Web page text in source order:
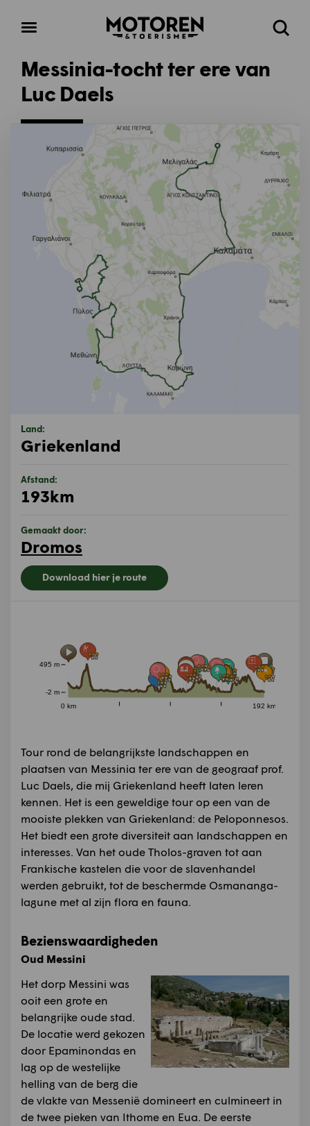
Open
Homepage Zoeken
Messinia-tocht ter ere van
Luc Daels
0 km 192 km
-2 m
495 m
Tour rond de belangrijkste landschappen en
plaatsen van Messinia ter ere van de geograaf prof.
Luc Daels, die mij Griekenland heeft laten leren
kennen. Het is een geweldige tour op een van de
mooiste plekken van Griekenland: de Peloponnesos.
Het biedt een grote diversiteit aan landschappen en
interesses. Van het oude Tholos-graven tot aan
Frankische kastelen die voor de slavenhandel
werden gebruikt, tot de beschermde Osmananga-
lagune met al zijn flora en fauna.
Bezienswaardigheden
Oud Messini
Het dorp Messini was
ooit een grote en
belangrijke oude stad.
De locatie werd gekozen
door Epaminondas en
lag op de westelijke
helling van de berg die
de vlakte van Messenië domineert en culmineert in
de twee pieken van Ithome en Eua. De eerste
Land:
Griekenland
Afstand:
193km
Gemaakt door:
Dromos
Download hier je route